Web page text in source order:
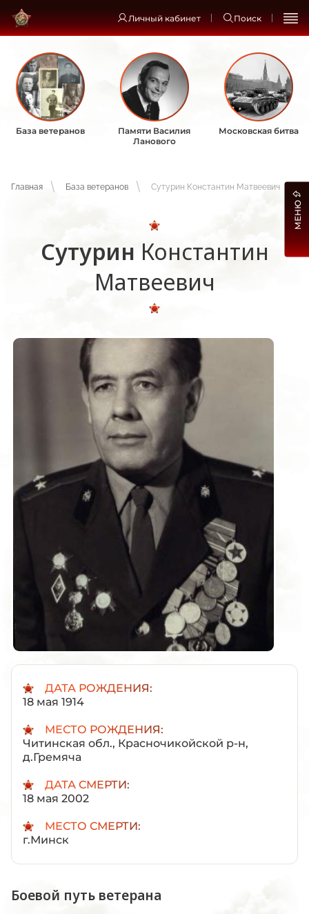
Личный кабинет Поиск
База ветеранов
Памяти Василия
Ланового
Московская битва
Главная База ветеранов Сутурин Константин Матвеевич
Сутурин Константин
Матвеевич
ДАТА РОЖДЕНИЯ:
18 мая 1914
МЕСТО РОЖДЕНИЯ:
Читинская обл., Красночикойской р-н,
д.Гремяча
ДАТА СМЕРТИ:
18 мая 2002
МЕСТО СМЕРТИ:
г.Минск
Боевой путь ветерана
МЕНЮ